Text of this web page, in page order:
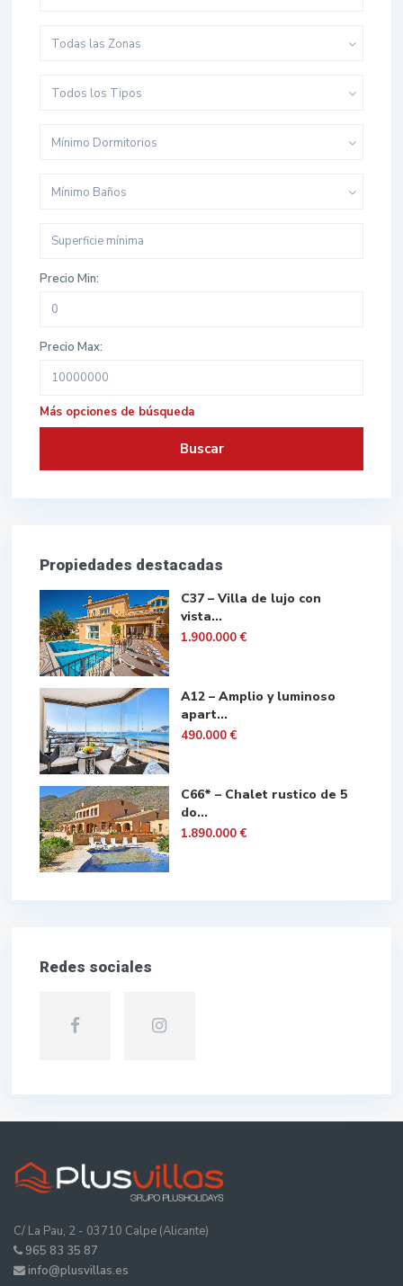
Todas las Zonas
Todos los Tipos
Mínimo Dormitorios
Mínimo Baños
Precio Min:
Precio Max:
Más opciones de búsqueda
Buscar
Propiedades destacadas
C37 – Villa de lujo con
vista...
1.900.000 €
A12 – Amplio y luminoso
apart...
490.000 €
C66* – Chalet rustico de 5
do...
1.890.000 €
Redes sociales
C/ La Pau, 2 - 03710 Calpe (Alicante)
965 83 35 87
info@plusvillas.es